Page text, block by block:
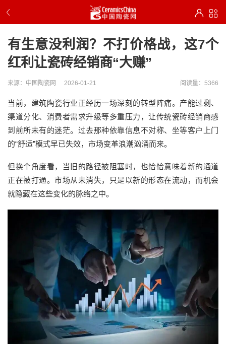
有生意没利润？不打价格战，这7个
红利让瓷砖经销商“大赚”
来源：中国陶瓷网 2026-01-21 阅读量：5366
当前，建筑陶瓷行业正经历一场深刻的转型阵痛。产能过剩、
渠道分化、消费者需求升级等多重压力，让传统瓷砖经销商感
到前所未有的迷茫。过去那种依靠信息不对称、坐等客户上门
的“舒适”模式早已失效，市场变革浪潮汹涌而来。
但换个角度看，当旧的路径被阻塞时，也恰恰意味着新的通道
正在被打通。市场从未消失，只是以新的形态在流动，而机会
就隐藏在这些变化的脉络之中。